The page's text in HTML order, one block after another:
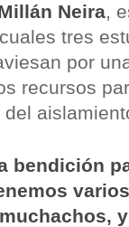
Neira,
tres
por
recursos
bendición